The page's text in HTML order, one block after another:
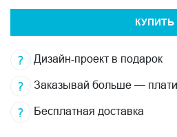
КУПИТЬ
Дизайн-проект в подарок
Заказывай больше —
Бесплатная доставка